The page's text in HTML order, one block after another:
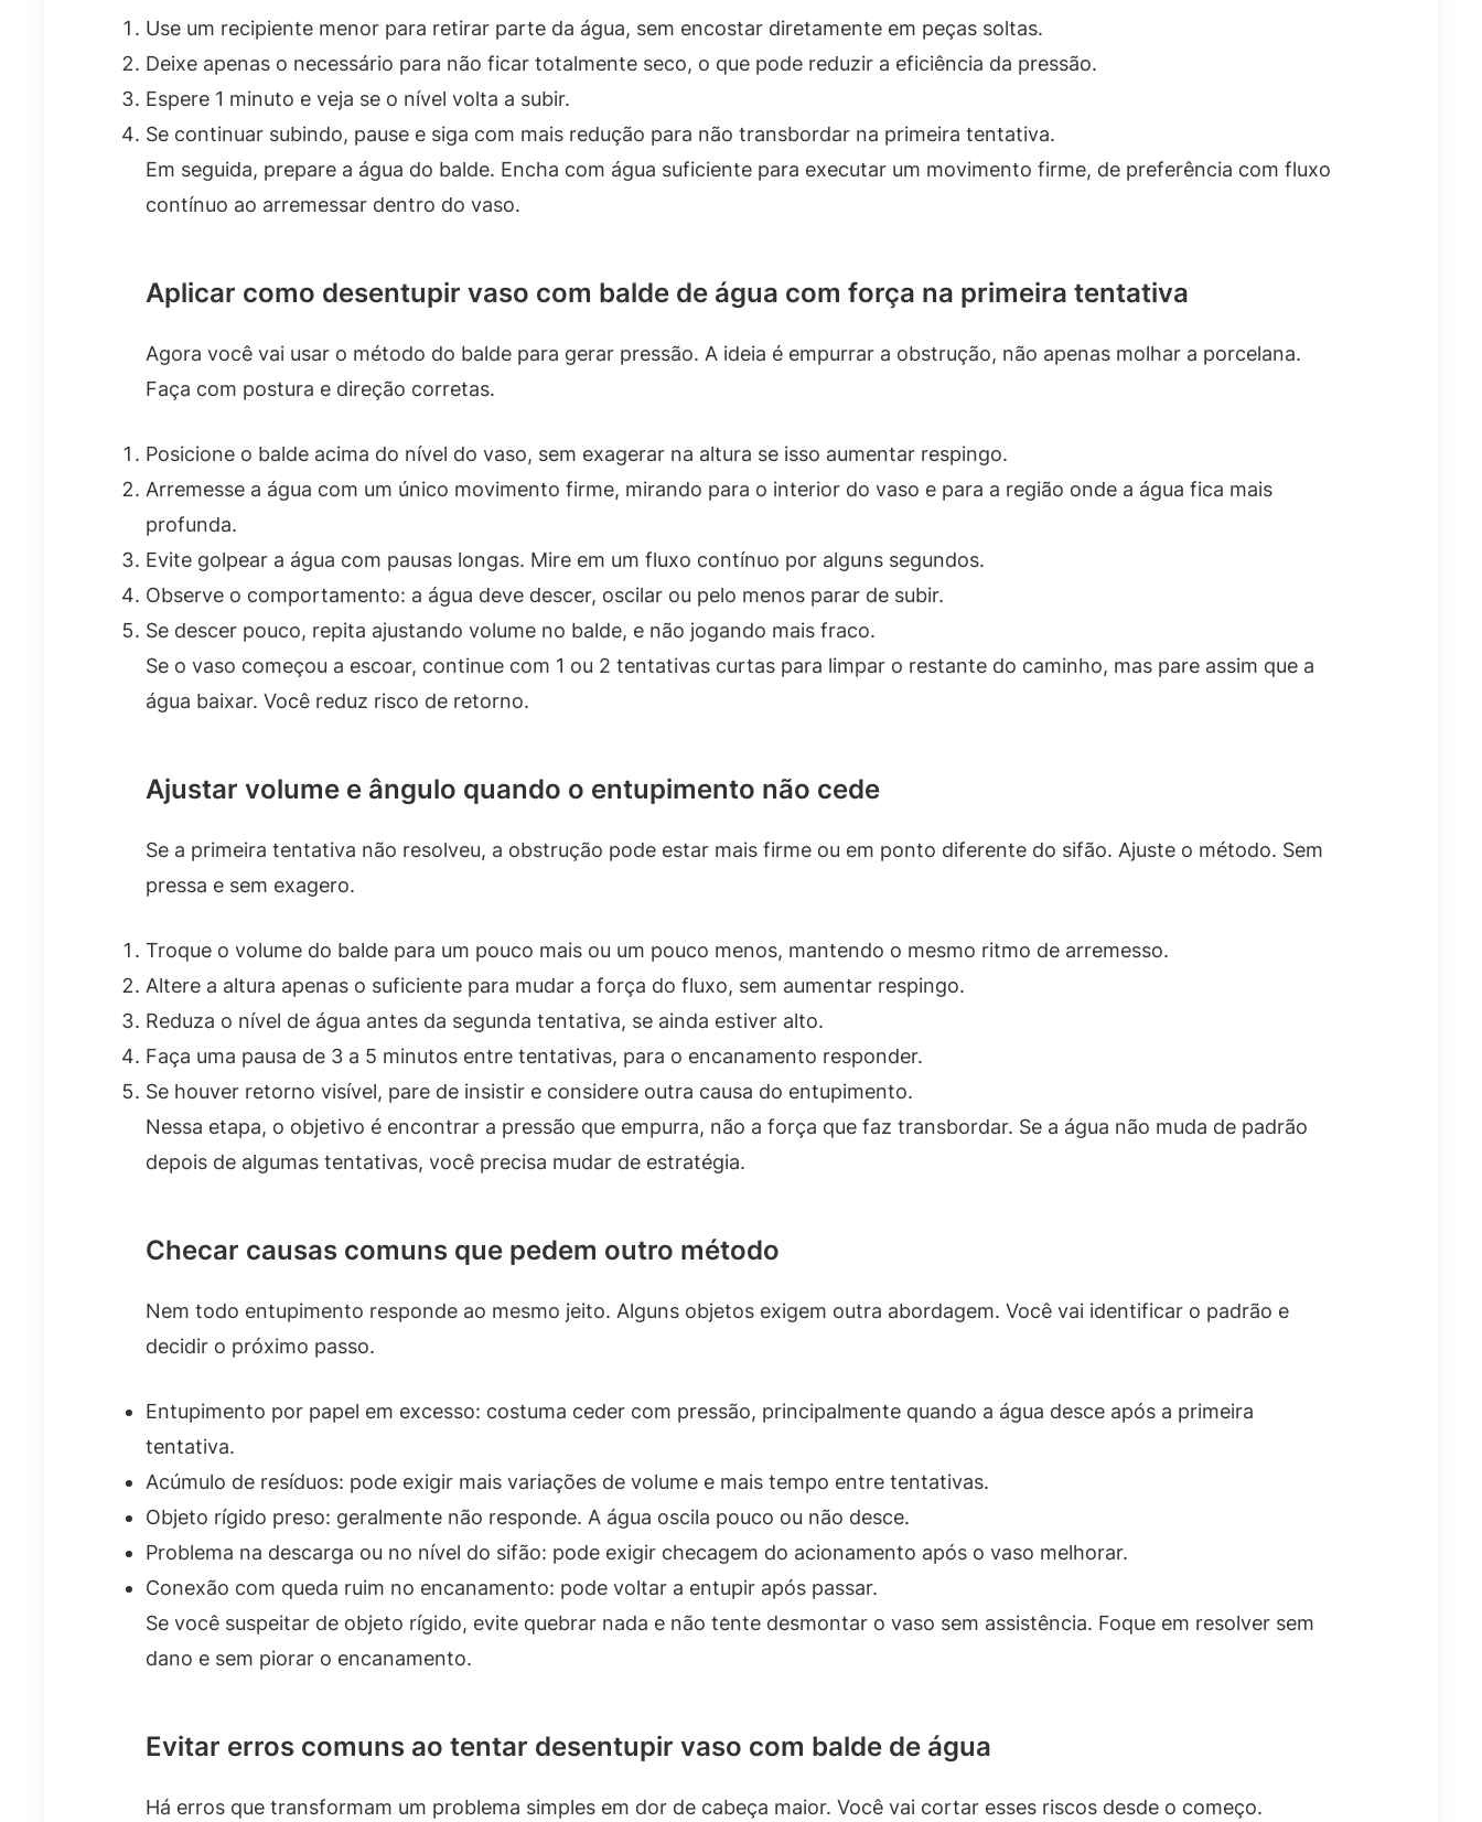
Use um recipiente menor para retirar parte da água, sem encostar diretamente em peças soltas.
Deixe apenas o necessário para não ficar totalmente seco, o que pode reduzir a eficiência da pressão.
Espere 1 minuto e veja se o nível volta a subir.
Se continuar subindo, pause e siga com mais redução para não transbordar na primeira tentativa.
Em seguida, prepare a água do balde. Encha com água suficiente para executar um movimento firme, de preferência com fluxo
contínuo ao arremessar dentro do vaso.
Aplicar como desentupir vaso com balde de água com força na primeira tentativa
Agora você vai usar o método do balde para gerar pressão. A ideia é empurrar a obstrução, não apenas molhar a porcelana.
Faça com postura e direção corretas.
Posicione o balde acima do nível do vaso, sem exagerar na altura se isso aumentar respingo.
Arremesse a água com um único movimento firme, mirando para o interior do vaso e para a região onde a água fica mais
profunda.
Evite golpear a água com pausas longas. Mire em um fluxo contínuo por alguns segundos.
Observe o comportamento: a água deve descer, oscilar ou pelo menos parar de subir.
Se descer pouco, repita ajustando volume no balde, e não jogando mais fraco.
Se o vaso começou a escoar, continue com 1 ou 2 tentativas curtas para limpar o restante do caminho, mas pare assim que a
água baixar. Você reduz risco de retorno.
Ajustar volume e ângulo quando o entupimento não cede
Se a primeira tentativa não resolveu, a obstrução pode estar mais firme ou em ponto diferente do sifão. Ajuste o método. Sem
pressa e sem exagero.
Troque o volume do balde para um pouco mais ou um pouco menos, mantendo o mesmo ritmo de arremesso.
Altere a altura apenas o suficiente para mudar a força do fluxo, sem aumentar respingo.
Reduza o nível de água antes da segunda tentativa, se ainda estiver alto.
Faça uma pausa de 3 a 5 minutos entre tentativas, para o encanamento responder.
Se houver retorno visível, pare de insistir e considere outra causa do entupimento.
Nessa etapa, o objetivo é encontrar a pressão que empurra, não a força que faz transbordar. Se a água não muda de padrão
depois de algumas tentativas, você precisa mudar de estratégia.
Checar causas comuns que pedem outro método
Nem todo entupimento responde ao mesmo jeito. Alguns objetos exigem outra abordagem. Você vai identificar o padrão e
decidir o próximo passo.
Entupimento por papel em excesso: costuma ceder com pressão, principalmente quando a água desce após a primeira
tentativa.
Acúmulo de resíduos: pode exigir mais variações de volume e mais tempo entre tentativas.
Objeto rígido preso: geralmente não responde. A água oscila pouco ou não desce.
Problema na descarga ou no nível do sifão: pode exigir checagem do acionamento após o vaso melhorar.
Conexão com queda ruim no encanamento: pode voltar a entupir após passar.
Se você suspeitar de objeto rígido, evite quebrar nada e não tente desmontar o vaso sem assistência. Foque em resolver sem
dano e sem piorar o encanamento.
Evitar erros comuns ao tentar desentupir vaso com balde de água
Há erros que transformam um problema simples em dor de cabeça maior. Você vai cortar esses riscos desde o começo.